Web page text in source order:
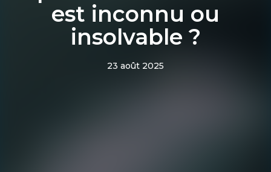
est inconnu ou
insolvable ?
23 août 2025